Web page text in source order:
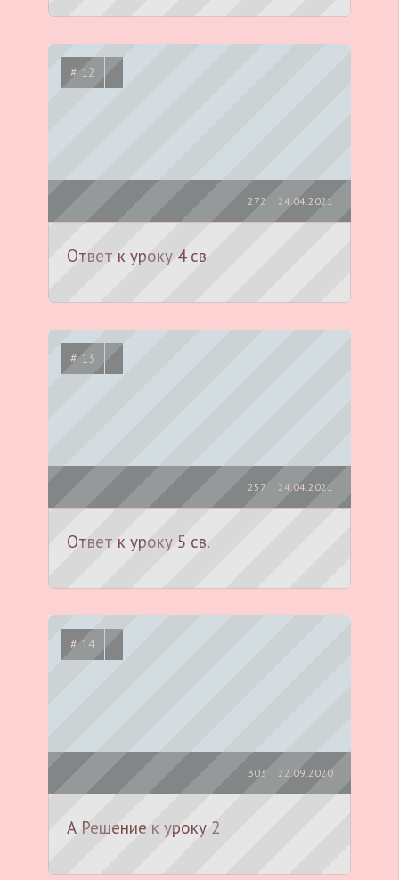
# 12
24.04.2021
272
Ответ к уроку 4 св
# 13
24.04.2021
257
Ответ к уроку 5 св.
# 14
22.09.2020
303
А Решение к уроку 2